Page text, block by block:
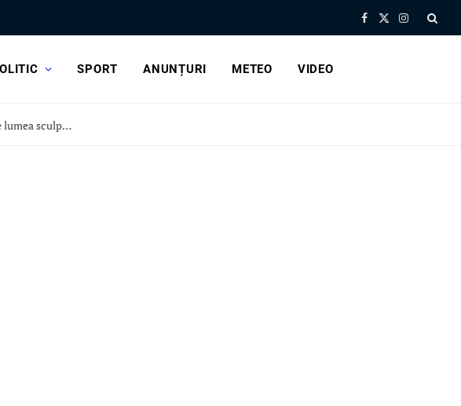
Facebook
X
Instagram
SPORT ANUNȚURI METEO VIDEO
Astăzi, „Vacanța la muzeu” îi invită pe copii să descopere lumea sculpturii, la Curtea Domnească